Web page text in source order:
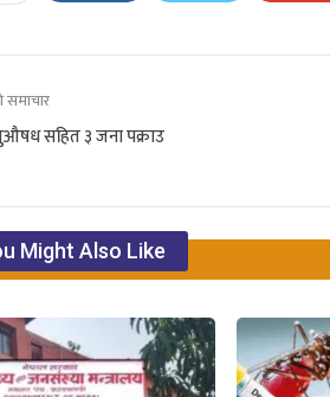
समाचार
सहित ३ जना पक्राउ
Might Also Like